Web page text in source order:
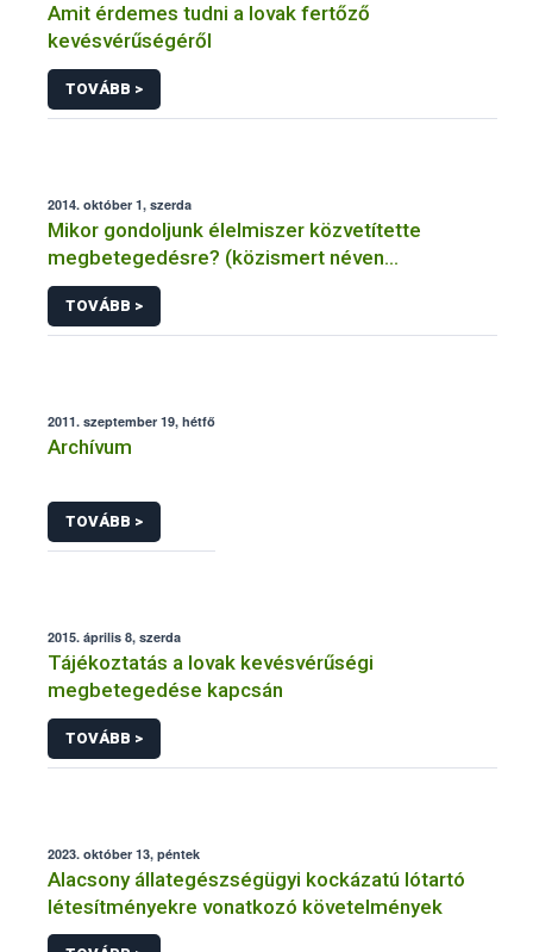
Amit érdemes tudni a lovak fertőző
kevésvérűségéről
TOVÁBB >
2014. október 1, szerda
Mikor gondoljunk élelmiszer közvetítette
megbetegedésre? (közismert néven
ételmérgezésre, ételfertőzésre)
TOVÁBB >
2011. szeptember 19, hétfő
Archívum
TOVÁBB >
2015. április 8, szerda
Tájékoztatás a lovak kevésvérűségi
megbetegedése kapcsán
TOVÁBB >
2023. október 13, péntek
Alacsony állategészségügyi kockázatú lótartó
létesítményekre vonatkozó követelmények